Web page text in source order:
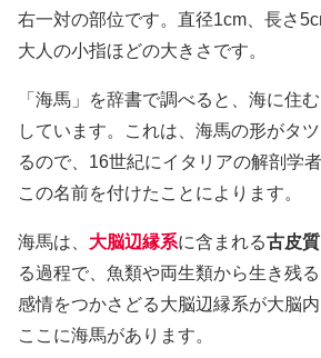
右一対の部位です。直径1cm、長さ
大人の小指ほどの大きさです。
「海馬」を辞書で調べると、海に住
しています。これは、海馬の形がタ
るので、16世紀にイタリアの解剖学
この名前を付けたことによります。
海馬は、 大脳辺縁系に含まれる古皮質
る過程で、魚類や両生類から生き残
感情をつかさどる大脳辺縁系が大脳内
ここに海馬があります。